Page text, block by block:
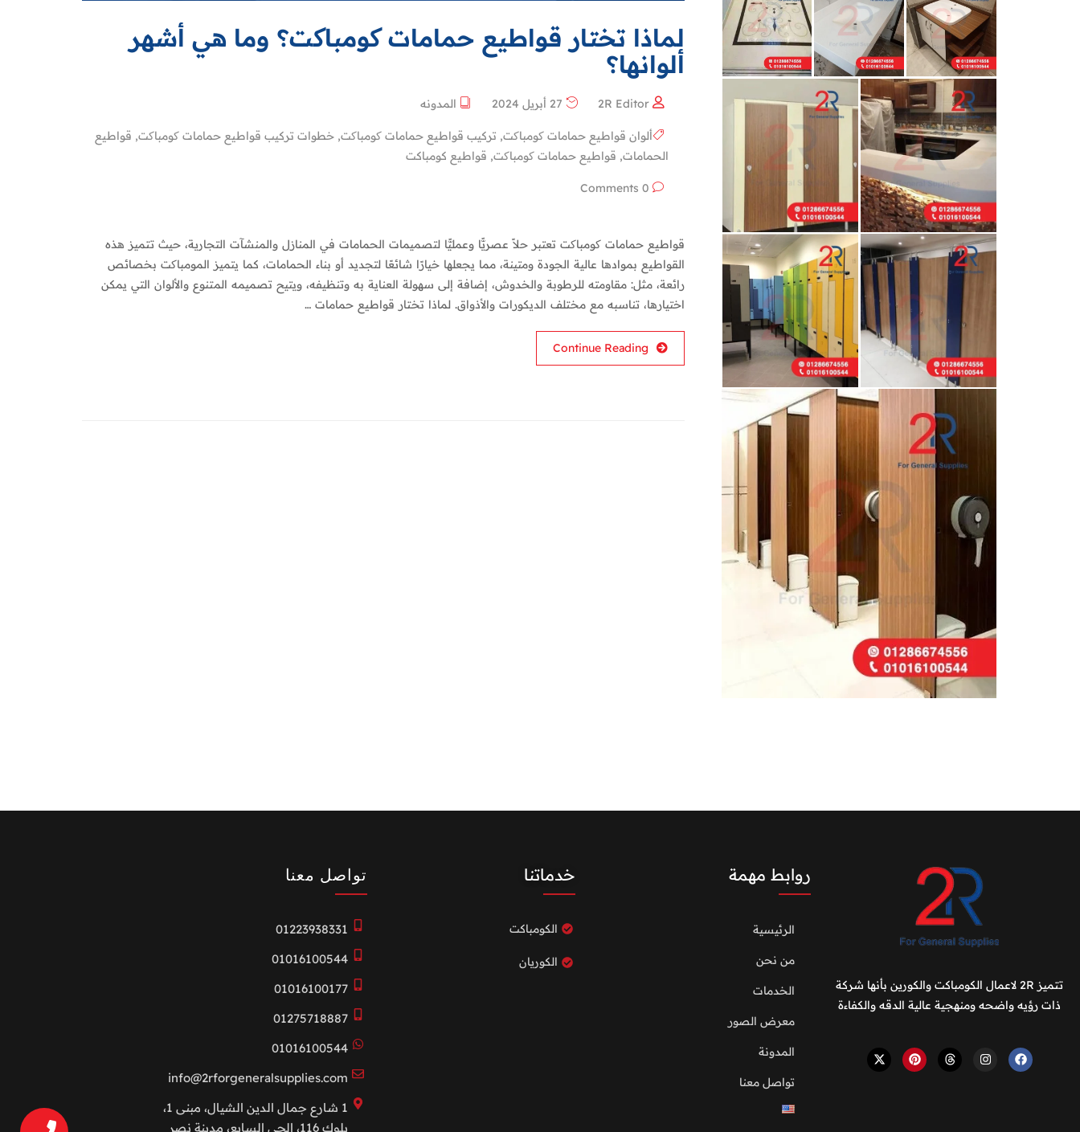
لماذا تختار قواطيع حمامات کومباکت؟ وما هي أشهر
ألوانها؟
2R Editor المدونه
ألوان قواطيع حمامات کومباکت, تركيب قواطيع حمامات کومباکت, خطوات تركيب قواطيع حمامات کومباکت, قواطيع
الحمامات, قواطيع حمامات کومباکت, قواطيع كومباكت
قواطيع حمامات کومباکت تعتبر حلاً عصريًّا وعمليًّا لتصميمات الحمامات في المنازل والمنشآت التجارية، حيث تتميز هذه
القواطيع بموادها عالية الجودة ومتينة، مما يجعلها خيارًا شائعًا لتجديد أو بناء الحمامات، كما يتميز المومباکت بخصائص
رائعة، مثل: مقاومته للرطوبة والخدوش، إضافة إلى سهولة العناية به وتنظيفه، ويتيح تصميمه المتنوع والألوان التي يمكن
اختيارها، تناسبه مع مختلف الديكورات والأذواق. لماذا تختار قواطيع حمامات …
Continue Reading
تتميز 2R لاعمال الكومباكت والكورين بأنها شركة
ذات رؤيه واضحه ومنهجية عالية الدقه والكفاءة
روابط مهمة
الرئيسية
من نحن
الخدمات
معرض الصور
المدونة
تواصل معنا
خدماتنا
الكومباكت
الكوريان
تواصل معنا
01223938331
01016100544
01016100177
01275718887
01016100544
info@2rforgeneralsupplies.com
1 شارع جمال الدين الشيال، مبنى 1،
بلوك 116، الحي السابع، مدينة نصر